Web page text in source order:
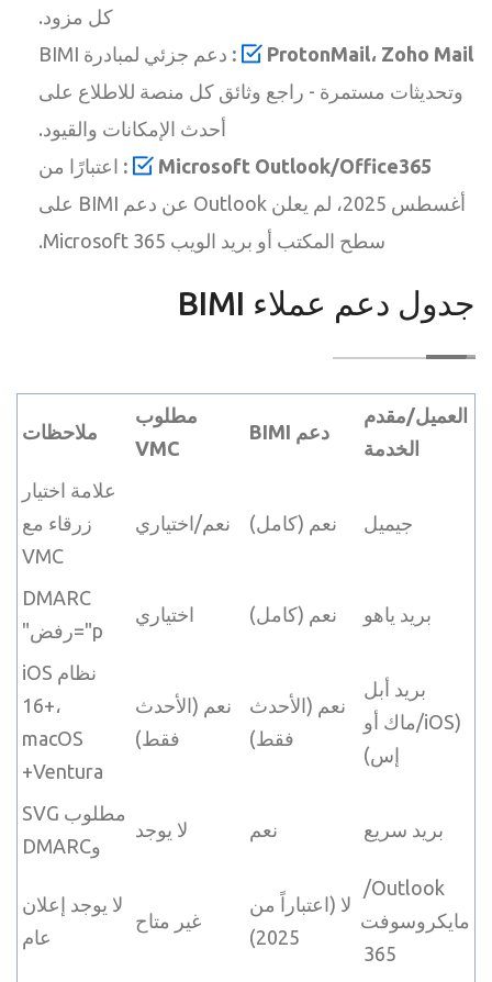
كل مزود.
ProtonMail، Zoho Mail:
دعم جزئي لمبادرة BIMI
وتحديثات مستمرة - راجع وثائق كل منصة للاطلاع على
أحدث الإمكانات والقيود.
Microsoft Outlook/Office365:
اعتبارًا من
أغسطس 2025، لم يعلن Outlook عن دعم BIMI على
سطح المكتب أو بريد الويب Microsoft 365.
جدول دعم عملاء BIMI
العميل/مقدم
الخدمة
دعم BIMI
مطلوب
VMC
ملاحظات
جيميل نعم (كامل) نعم/اختياري
علامة اختيار
زرقاء مع
VMC
بريد ياهو نعم (كامل) اختياري
DMARC
"p=رفض"
بريد أبل
(iOS/ماك أو
إس)
نعم (الأحدث
فقط)
نعم (الأحدث
فقط)
نظام iOS
16+،
macOS
Ventura+
بريد سريع نعم لا يوجد
مطلوب SVG
وDMARC
Outlook/
مايكروسوفت
365
لا (اعتباراً من
2025)
غير متاح
لا يوجد إعلان
عام